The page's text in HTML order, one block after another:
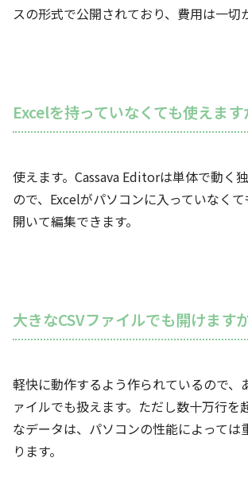
スの形式で公開されており、費用は一切
Excelを持っていなくても使えます
使えます。Cassava Editorは単体で動く
ので、Excelがパソコンに入っていなくて
開いて編集できます。
大きなCSVファイルでも開けます
軽快に動作するよう作られているので、
ァイルでも扱えます。ただし数十万行を
なデータは、パソコンの性能によっては
ります。